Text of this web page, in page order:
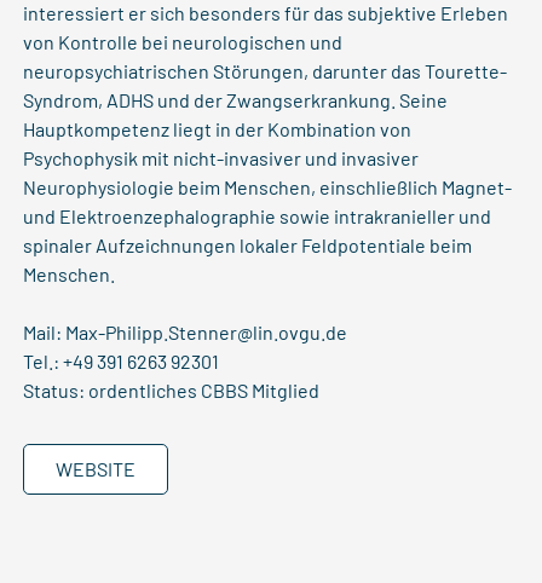
interessiert er sich besonders für das subjektive Erleben
von Kontrolle bei neurologischen und
neuropsychiatrischen Störungen, darunter das Tourette-
Syndrom, ADHS und der Zwangserkrankung. Seine
Hauptkompetenz liegt in der Kombination von
Psychophysik mit nicht-invasiver und invasiver
Neurophysiologie beim Menschen, einschließlich Magnet-
und Elektroenzephalographie sowie intrakranieller und
spinaler Aufzeichnungen lokaler Feldpotentiale beim
Menschen.
Mail: Max-Philipp.Stenner@lin.ovgu.de
Tel.: +49 391 6263 92301
Status: ordentliches CBBS Mitglied
WEBSITE